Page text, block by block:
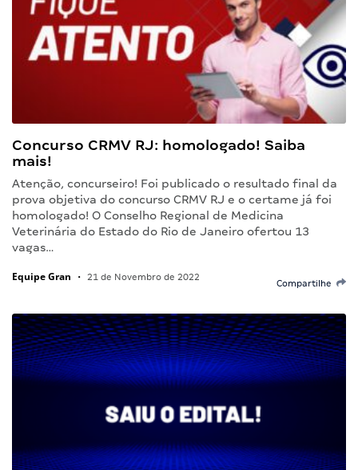
Concurso CRMV RJ: homologado! Saiba
mais!
Atenção, concurseiro! Foi publicado o resultado final da
prova objetiva do concurso CRMV RJ e o certame já foi
homologado! O Conselho Regional de Medicina
Veterinária do Estado do Rio de Janeiro ofertou 13
vagas…
Equipe Gran • 21 de Novembro de 2022
Compartilhe